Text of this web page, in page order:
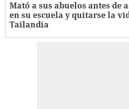
Mató a sus abuelos antes de
en su escuela y quitarse la
Tailandia